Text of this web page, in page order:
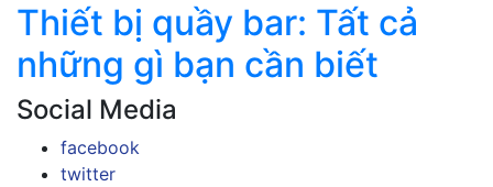
Thiết bị quầy bar: Tất cả
những gì bạn cần biết
Social Media
facebook
twitter